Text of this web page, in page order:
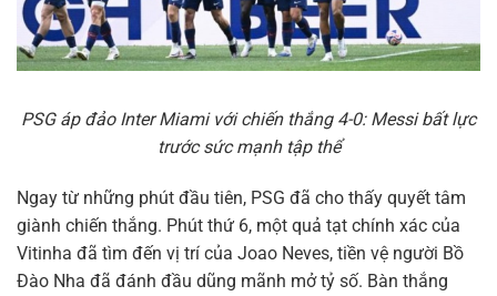
PSG áp đảo Inter Miami với chiến thắng 4-0: Messi bất lực
trước sức mạnh tập thể
Ngay từ những phút đầu tiên, PSG đã cho thấy quyết tâm
giành chiến thắng. Phút thứ 6, một quả tạt chính xác của
Vitinha đã tìm đến vị trí của Joao Neves, tiền vệ người Bồ
Đào Nha đã đánh đầu dũng mãnh mở tỷ số. Bàn thắng